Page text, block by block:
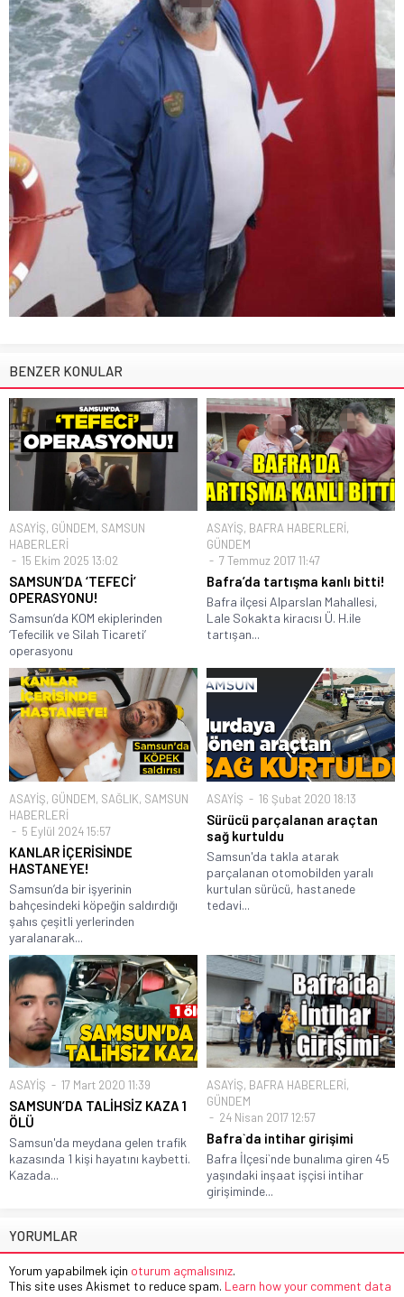
BENZER KONULAR
ASAYİŞ, GÜNDEM, SAMSUN
HABERLERİ
15 Ekim 2025 13:02
SAMSUN’DA ‘TEFECİ’
OPERASYONU!
Samsun’da KOM ekiplerinden
‘Tefecilik ve Silah Ticareti’
operasyonu
ASAYİŞ, BAFRA HABERLERİ,
GÜNDEM
7 Temmuz 2017 11:47
Bafra’da tartışma kanlı bitti!
Bafra ilçesi Alparslan Mahallesi,
Lale Sokakta kiracısı Ü. H.ile
tartışan...
ASAYİŞ, GÜNDEM, SAĞLIK, SAMSUN
HABERLERİ
5 Eylül 2024 15:57
KANLAR İÇERİSİNDE
HASTANEYE!
Samsun’da bir işyerinin
bahçesindeki köpeğin saldırdığı
şahıs çeşitli yerlerinden
yaralanarak...
ASAYİŞ 16 Şubat 2020 18:13
Sürücü parçalanan araçtan
sağ kurtuldu
Samsun'da takla atarak
parçalanan otomobilden yaralı
kurtulan sürücü, hastanede
tedavi...
ASAYİŞ 17 Mart 2020 11:39
SAMSUN’DA TALİHSİZ KAZA 1
ÖLÜ
Samsun'da meydana gelen trafik
kazasında 1 kişi hayatını kaybetti.
Kazada...
ASAYİŞ, BAFRA HABERLERİ,
GÜNDEM
24 Nisan 2017 12:57
Bafra`da intihar girişimi
Bafra İlçesi`nde bunalıma giren 45
yaşındaki inşaat işçisi intihar
girişiminde...
YORUMLAR
Yorum yapabilmek için oturum açmalısınız.
This site uses Akismet to reduce spam. Learn how your comment data